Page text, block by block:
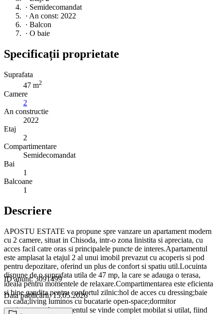
· Semidecomandat
· An const: 2022
· Balcon
· O baie
Specificații proprietate
Suprafata
47 m2
Camere
2
An constructie
2022
Etaj
2
Compartimentare
Semidecomandat
Bai
1
Balcoane
1
Descriere
APOSTU ESTATE va propune spre vanzare un apartament modern
cu 2 camere, situat in Chisoda, intr-o zona linistita si apreciata, cu
acces facil catre oras si principalele puncte de interes.Apartamentul
este amplasat la etajul 2 al unui imobil prevazut cu acoperis si pod
pentru depozitare, oferind un plus de confort si spatiu util.Locuinta
dispune de o suprafata utila de 47 mp, la care se adauga o terasa,
ideala pentru momentele de relaxare.Compartimentarea este eficienta
si bine gandita pentru confortul zilnic:hol de acces cu dressing;baie
cu cada;living luminos cu bucatarie open-space;dormitor
spatios;terasa;Apartamentul se vinde complet mobilat si utilat, fiind
ID anunț: 3091499
Data publicării: 15.05.2026